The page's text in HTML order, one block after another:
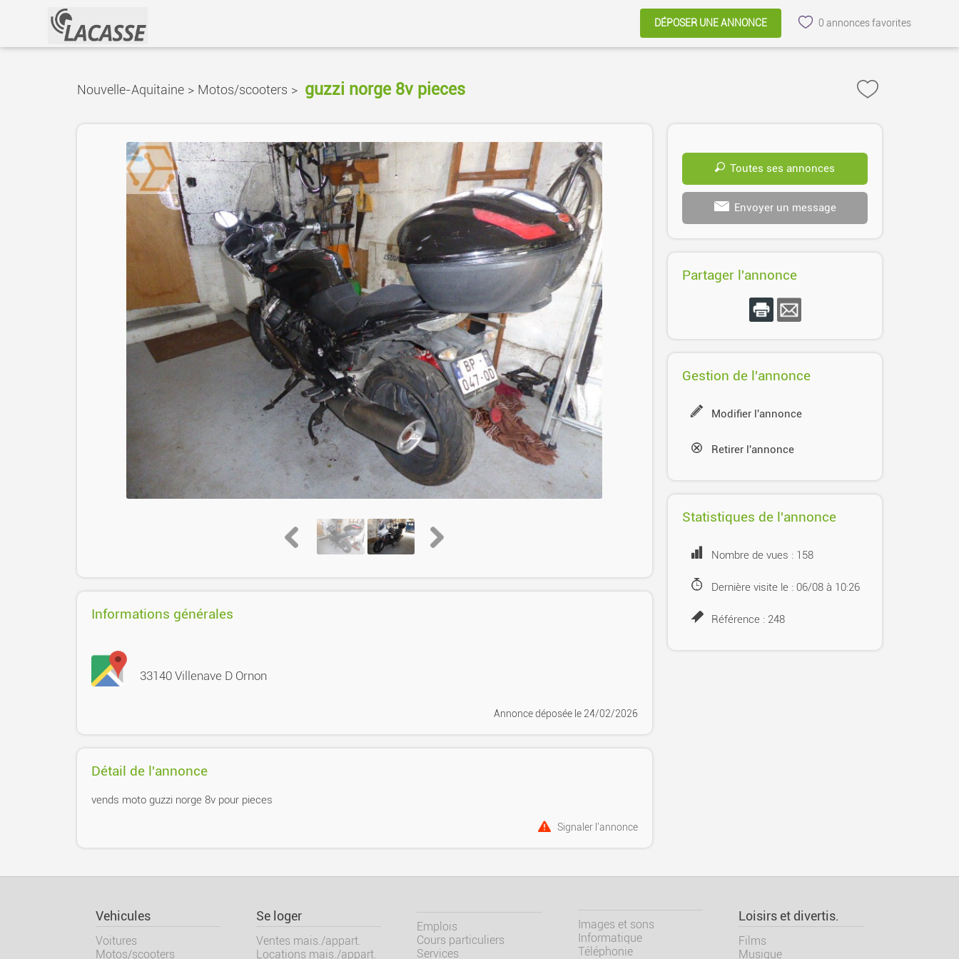
DÉPOSER UNE ANNONCE 0 annonces favorites
Nouvelle-Aquitaine > Motos/scooters > guzzi norge 8v pieces
Informations générales
33140 Villenave D Ornon
Annonce déposée le 24/02/2026
Détail de l'annonce
vends moto guzzi norge 8v pour pieces
Signaler l'annonce
Toutes ses annonces
Envoyer un message
Partager l'annonce
Gestion de l'annonce
Modifier l'annonce
Retirer l'annonce
Statistiques de l'annonce
Nombre de vues : 158
Dernière visite le : 06/08 à 10:26
Référence : 248
Vehicules
Voitures
Motos/scooters
Se loger
Ventes mais./appart.
Locations mais./appart.
Emplois
Cours particuliers
Services
Images et sons
Informatique
Téléphonie
Loisirs et divertis.
Films
Musique